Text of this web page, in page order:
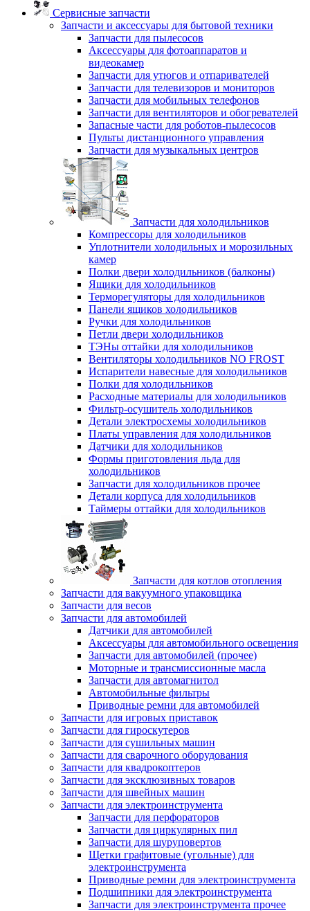
Сервисные запчасти
Запчасти и аксессуары для бытовой техники
Запчасти для пылесосов
Аксессуары для фотоаппаратов и
видеокамер
Запчасти для утюгов и отпаривателей
Запчасти для телевизоров и мониторов
Запчасти для мобильных телефонов
Запчасти для вентиляторов и обогревателей
Запасные части для роботов-пылесосов
Пульты дистанционного управления
Запчасти для музыкальных центров
Запчасти для холодильников
Компрессоры для холодильников
Уплотнители холодильных и морозильных
камер
Полки двери холодильников (балконы)
Ящики для холодильников
Терморегуляторы для холодильников
Панели ящиков холодильников
Ручки для холодильников
Петли двери холодильников
ТЭНы оттайки для холодильников
Вентиляторы холодильников NO FROST
Испарители навесные для холодильников
Полки для холодильников
Расходные материалы для холодильников
Фильтр-осушитель холодильников
Детали электросхемы холодильников
Платы управления для холодильников
Датчики для холодильников
Формы приготовления льда для
холодильников
Запчасти для холодильников прочее
Детали корпуса для холодильников
Таймеры оттайки для холодильников
Запчасти для котлов отопления
Запчасти для вакуумного упаковщика
Запчасти для весов
Запчасти для автомобилей
Датчики для автомобилей
Аксессуары для автомобильного освещения
Запчасти для автомобилей (прочее)
Моторные и трансмиссионные масла
Запчасти для автомагнитол
Автомобильные фильтры
Приводные ремни для автомобилей
Запчасти для игровых приставок
Запчасти для гироскутеров
Запчасти для сушильных машин
Запчасти для сварочного оборудования
Запчасти для квадрокоптеров
Запчасти для эксклюзивных товаров
Запчасти для швейных машин
Запчасти для электроинструмента
Запчасти для перфораторов
Запчасти для циркулярных пил
Запчасти для шуруповертов
Щетки графитовые (угольные) для
электроинструмента
Приводные ремни для электроинструмента
Подшипники для электроинструмента
Запчасти для электроинструмента прочее